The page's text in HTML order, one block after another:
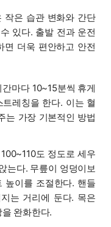
작은 습관 변화와 간단
있다. 출발 전과 운전
면 더욱 편안하고 안전
마다 10~15분씩 휴게
레칭을 한다. 이는 혈
는 가장 기본적인 방법
도 정도로 세우
는다. 무릎이 엉덩이보
높이를 조절한다. 핸들
는 거리에 둔다. 목은
완화한다.